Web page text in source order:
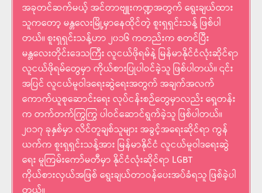
အခုတင်ဆက်မယ့် အင်တာဗျူးကဏ္ဍအတွက် ရွေးချယ်ထား
သူကတော့ မန္တလေးမြို့မှာနေထိုင်တဲ့ စူးရှရှင်းသန့် ဖြစ်ပါ
တယ်။ စူးရှရှင်းသန့်ဟာ ၂၀၁၆ ကတည်းက စတင်ပြီး
မန္တလေးတိုင်းဒေသကြီး လူငယ်ဖိုရမ်နဲ့ မြန်မာနိုင်ငံလုံးဆိုင်ရာ
လူငယ်ဖိုရမ်တွေမှာ ကိုယ်စားပြုပါဝင်ခဲ့သူ ဖြစ်ပါတယ်။ ၎င်း
အပြင် လူငယ်မူဝါဒရေးဆွဲရေးအတွက် အချက်အလက်
ကောက်ယူစုဆောင်းရေး လုပ်ငန်းစဉ်တွေမှာလည်း ရှေ့တန်း
က တက်တက်ကြွကြွ ပါဝင်ဆောင်ရွက်ခဲ့သူ ဖြစ်ပါတယ်။
၂၀၁၇ ခုနှစ်မှာ လိင်တူချစ်သူများ အခွင့်အရေးဆိုင်ရာ ကွန်
ယက်က စူးရှရှင်းသန့်အား မြန်မာနိုင်ငံ လူငယ်မူဝါဒရေးဆွဲ
ရေး မူကြမ်းကော်မတီမှာ နိုင်ငံလုံးဆိုင်ရာ LGBT
ကိုယ်စားလှယ်အဖြစ် ရွေးချယ်တာဝန်ပေးအပ်ခံရသူ ဖြစ်ခဲ့ပါ